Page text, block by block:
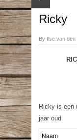
Ricky
By Ilse van den
Ricky is een
jaar oud
Naam